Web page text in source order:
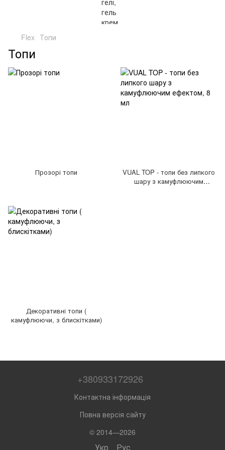
Flex Топи
Топи
Прозорі топи
VUAL TOP - топи без липкого
шару з камуфлюючим
Декоративні топи (
камуфлюючи, з блискітками)
+380933172926
Контактна інформація
Повна версія сайту
© 2014—2026
Укр Рус